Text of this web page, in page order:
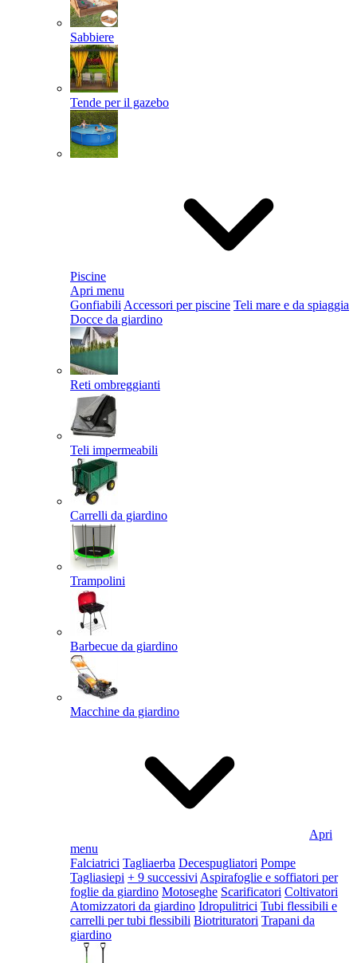
Sabbiere
Tende per il gazebo
Piscine
Apri menu
Gonfiabili Accessori per piscine Teli mare e da spiaggia
Docce da giardino
Reti ombreggianti
Teli impermeabili
Carrelli da giardino
Trampolini
Barbecue da giardino
Macchine da giardino
Apri
menu
Falciatrici Tagliaerba Decespugliatori Pompe
Tagliasiepi + 9 successivi Aspirafoglie e soffiatori per
foglie da giardino Motoseghe Scarificatori Coltivatori
Atomizzatori da giardino Idropulitrici Tubi flessibili e
carrelli per tubi flessibili Biotrituratori Trapani da
giardino